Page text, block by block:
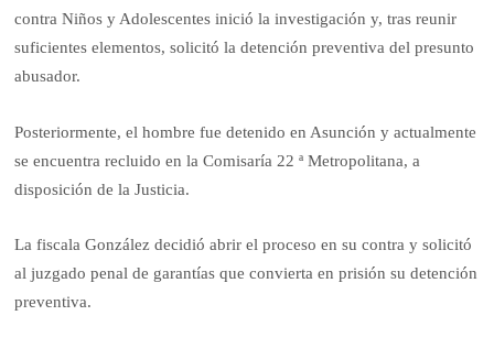
contra Niños y Adolescentes inició la investigación y, tras reunir
suficientes elementos, solicitó la detención preventiva del presunto
abusador.
Posteriormente, el hombre fue detenido en Asunción y actualmente
se encuentra recluido en la Comisaría 22 ª Metropolitana, a
disposición de la Justicia.
La fiscala González decidió abrir el proceso en su contra y solicitó
al juzgado penal de garantías que convierta en prisión su detención
preventiva.